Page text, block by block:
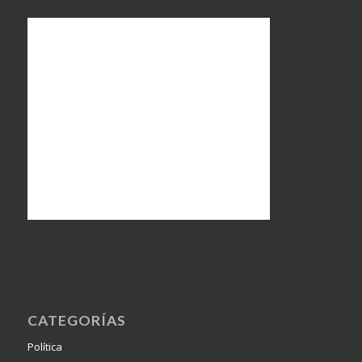
CATEGORÍAS
Política